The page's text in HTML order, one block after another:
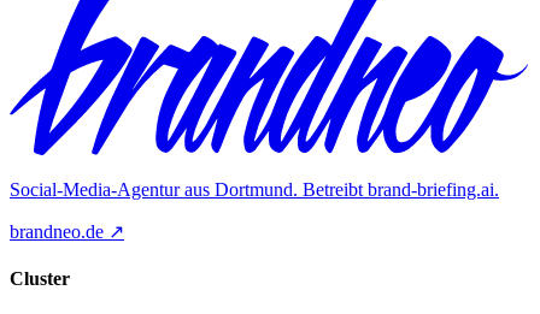
Social-Media-Agentur aus Dortmund. Betreibt brand-briefing.ai.
brandneo.de ↗
Cluster